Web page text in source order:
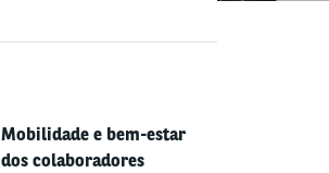
Mobilidade e bem-estar
dos colaboradores